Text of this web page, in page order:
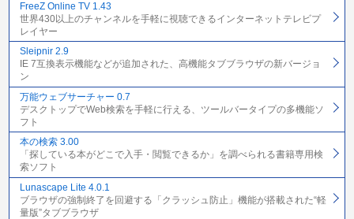
FreeZ Online TV 1.43
世界430以上のチャンネルを手軽に視聴できるインターネットテレビプ
レイヤー
Sleipnir 2.9
IE 7互換表示機能などが追加された、高機能タブブラウザの新バージョ
ン
万能ウェブサーチャー 0.7
デスクトップでWeb検索を手軽に行える、ツールバータイプの多機能ソ
フト
本の検索 3.00
「探している本がどこで入手・閲覧できるか」を調べられる書籍専用検
索ソフト
Lunascape Lite 4.0.1
ブラウザの強制終了を回避する「クラッシュ防止」機能が搭載された“軽
量版”タブブラウザ